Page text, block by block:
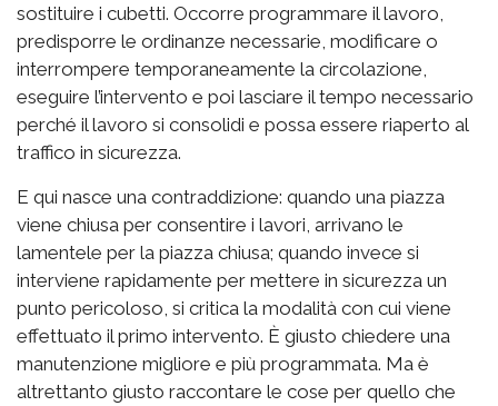
sostituire i cubetti. Occorre programmare il lavoro,
predisporre le ordinanze necessarie, modificare o
interrompere temporaneamente la circolazione,
eseguire l’intervento e poi lasciare il tempo necessario
perché il lavoro si consolidi e possa essere riaperto al
traffico in sicurezza.
E qui nasce una contraddizione: quando una piazza
viene chiusa per consentire i lavori, arrivano le
lamentele per la piazza chiusa; quando invece si
interviene rapidamente per mettere in sicurezza un
punto pericoloso, si critica la modalità con cui viene
effettuato il primo intervento. È giusto chiedere una
manutenzione migliore e più programmata. Ma è
altrettanto giusto raccontare le cose per quello che